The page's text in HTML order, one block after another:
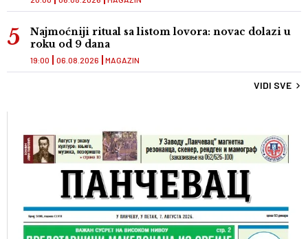
Najmoćniji ritual sa listom lovora: novac dolazi u
roku od 9 dana
MAGAZIN
19:00 06.08.2026
VIDI SVE